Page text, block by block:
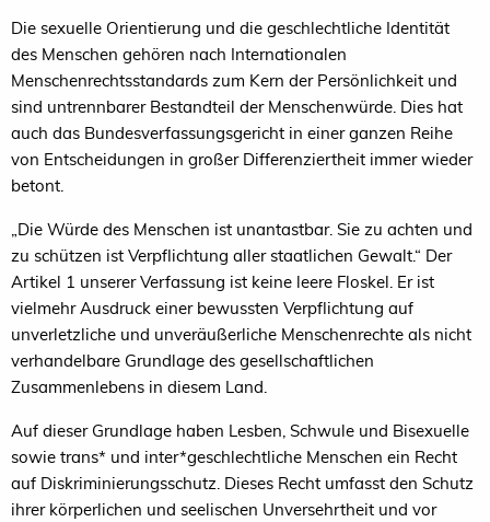
Die sexuelle Orientierung und die geschlechtliche Identität
des Menschen gehören nach Internationalen
Menschenrechtsstandards zum Kern der Persönlichkeit und
sind untrennbarer Bestandteil der Menschenwürde. Dies hat
auch das Bundesverfassungsgericht in einer ganzen Reihe
von Entscheidungen in großer Differenziertheit immer wieder
betont.
„Die Würde des Menschen ist unantastbar. Sie zu achten und
zu schützen ist Verpflichtung aller staatlichen Gewalt.“ Der
Artikel 1 unserer Verfassung ist keine leere Floskel. Er ist
vielmehr Ausdruck einer bewussten Verpflichtung auf
unverletzliche und unveräußerliche Menschenrechte als nicht
verhandelbare Grundlage des gesellschaftlichen
Zusammenlebens in diesem Land.
Auf dieser Grundlage haben Lesben, Schwule und Bisexuelle
sowie trans* und inter*geschlechtliche Menschen ein Recht
auf Diskriminierungsschutz. Dieses Recht umfasst den Schutz
ihrer körperlichen und seelischen Unversehrtheit und vor